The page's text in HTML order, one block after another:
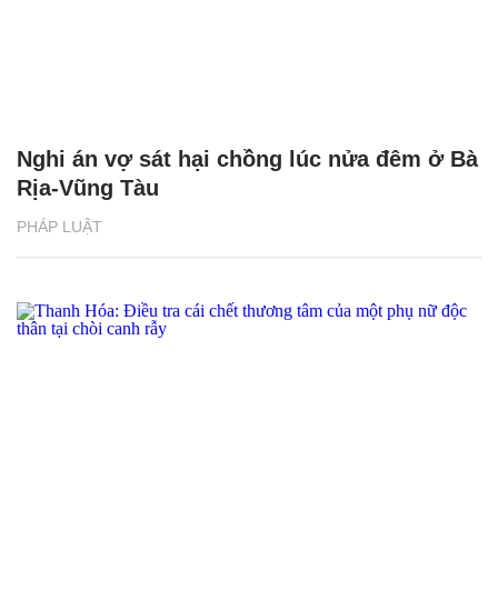
PHÁP LUẬT
Nghi án vợ sát hại chồng lúc nửa đêm ở Bà
Rịa-Vũng Tàu